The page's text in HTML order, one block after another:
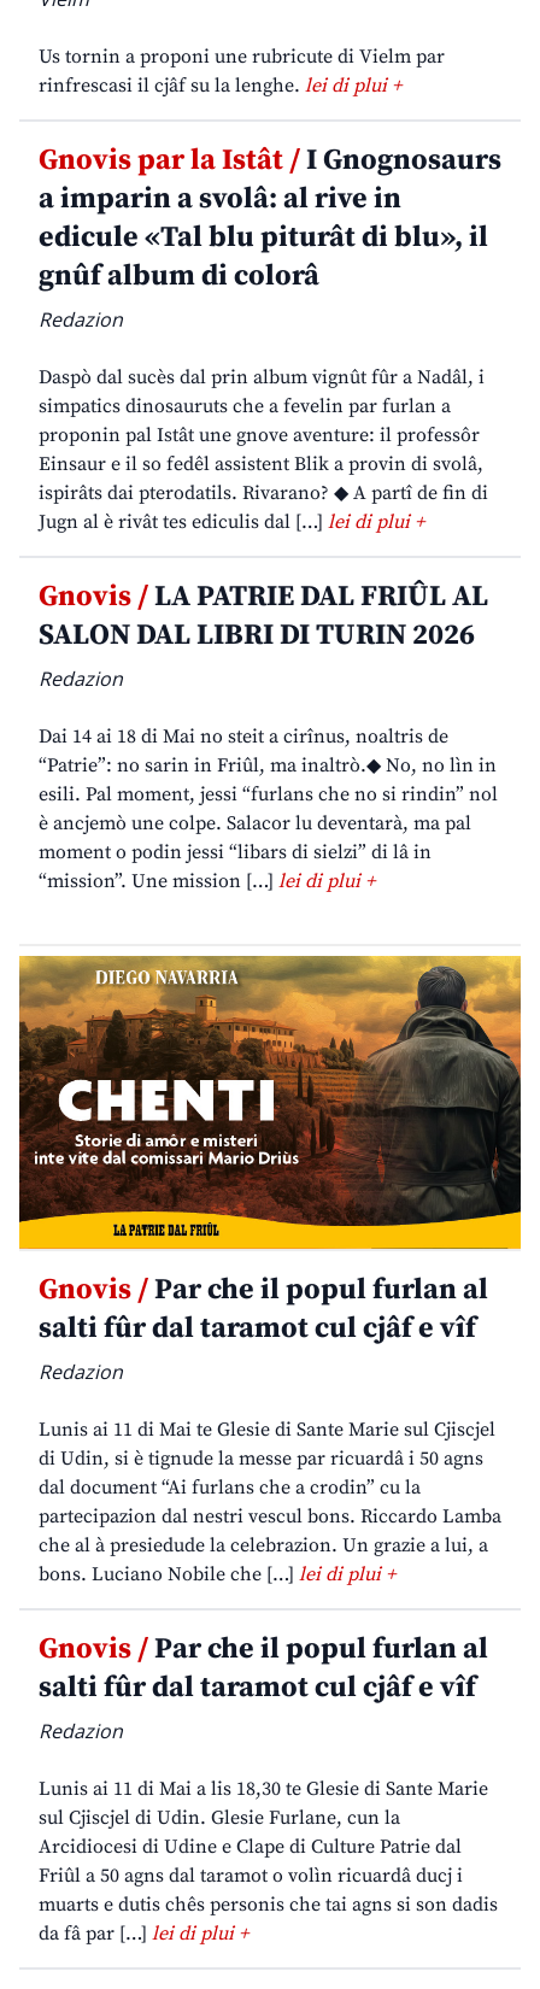
Us tornin a proponi une rubricute di Vielm par
rinfrescasi il cjâf su la lenghe. lei di plui +
Gnovis par la Istât /I Gnognosaurs
a imparin a svolâ: al rive in
edicule «Tal blu piturât di blu», il
gnûf album di colorâ
Redazion
Daspò dal sucès dal prin album vignût fûr a Nadâl, i
simpatics dinosauruts che a fevelin par furlan a
proponin pal Istât une gnove aventure: il professôr
Einsaur e il so fedêl assistent Blik a provin di svolâ,
ispirâts dai pterodatils. Rivarano? ◆ A partî de fin di
Jugn al è rivât tes ediculis dal […] lei di plui +
Gnovis /LA PATRIE DAL FRIÛL AL
SALON DAL LIBRI DI TURIN 2026
Redazion
Dai 14 ai 18 di Mai no steit a cirînus, noaltris de
“Patrie”: no sarin in Friûl, ma inaltrò.◆ No, no lìn in
esili. Pal moment, jessi “furlans che no si rindin” nol
è ancjemò une colpe. Salacor lu deventarà, ma pal
moment o podin jessi “libars di sielzi” di lâ in
“mission”. Une mission […] lei di plui +
Gnovis /Par che il popul furlan al
salti fûr dal taramot cul cjâf e vîf
Redazion
Lunis ai 11 di Mai te Glesie di Sante Marie sul Cjiscjel
di Udin, si è tignude la messe par ricuardâ i 50 agns
dal document “Ai furlans che a crodin” cu la
partecipazion dal nestri vescul bons. Riccardo Lamba
che al à presiedude la celebrazion. Un grazie a lui, a
bons. Luciano Nobile che […] lei di plui +
Gnovis /Par che il popul furlan al
salti fûr dal taramot cul cjâf e vîf
Redazion
Lunis ai 11 di Mai a lis 18,30 te Glesie di Sante Marie
sul Cjiscjel di Udin. Glesie Furlane, cun la
Arcidiocesi di Udine e Clape di Culture Patrie dal
Friûl a 50 agns dal taramot o volìn ricuardâ ducj i
muarts e dutis chês personis che tai agns si son dadis
da fâ par […] lei di plui +